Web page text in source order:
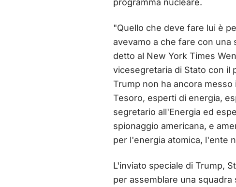
"Quello che deve fare lui è
avevamo a che fare con una
detto al New York Times
vicesegretaria di Stato con il
Trump non ha ancora
Tesoro, esperti di energia,
segretario all'Energia ed
spionaggio americana, e
per l'energia atomica, l'ente
L'inviato speciale di Trump,
per assemblare una